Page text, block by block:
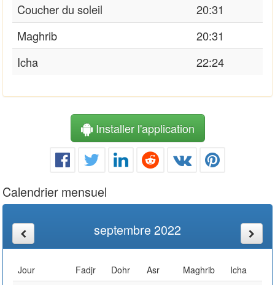
Coucher du soleil
20:31
Maghrib
20:31
Icha
22:24
Installer l'application
Calendrier mensuel
septembre 2022
Jour Fadjr Dohr Asr Maghrib
Icha